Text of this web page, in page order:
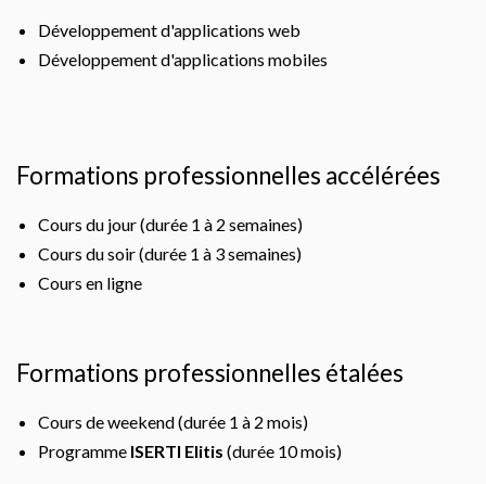
Développement d'applications web
Développement d'applications mobiles
Formations professionnelles accélérées
Cours du jour (durée 1 à 2 semaines)
Cours du soir (durée 1 à 3 semaines)
Cours en ligne
Formations professionnelles étalées
Cours de weekend (durée 1 à 2 mois)
Programme ISERTI Elitis (durée 10 mois)